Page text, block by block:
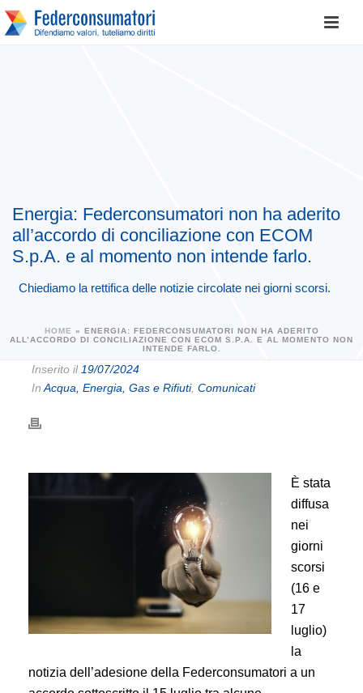
Energia: Federconsumatori non ha aderito
all’accordo di conciliazione con ECOM
S.p.A. e al momento non intende farlo.
Chiediamo la rettifica delle notizie circolate nei giorni scorsi.
HOME » ENERGIA: FEDERCONSUMATORI NON HA ADERITO
ALL’ACCORDO DI CONCILIAZIONE CON ECOM S.P.A. E AL MOMENTO NON
INTENDE FARLO.
Inserito il 19/07/2024
In Acqua, Energia, Gas e Rifiuti, Comunicati
È stata
diffusa
nei
giorni
scorsi
(16 e
17
luglio)
la
notizia dell’adesione della Federconsumatori a un